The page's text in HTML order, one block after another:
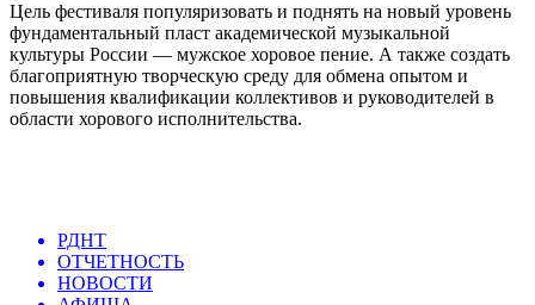
Цель фестиваля популяризовать и поднять на новый уровень
фундаментальный пласт академической музыкальной
культуры России — мужское хоровое пение. А также создать
благоприятную творческую среду для обмена опытом и
повышения квалификации коллективов и руководителей в
области хорового исполнительства.
РДНТ
ОТЧЕТНОСТЬ
НОВОСТИ